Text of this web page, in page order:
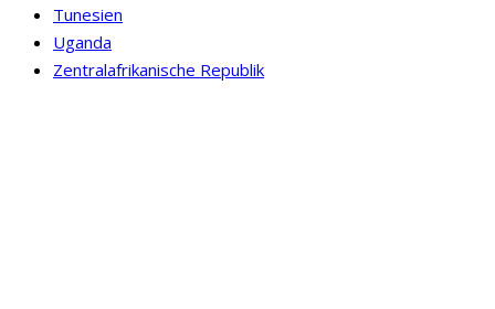
Tunesien
Uganda
Zentralafrikanische Republik